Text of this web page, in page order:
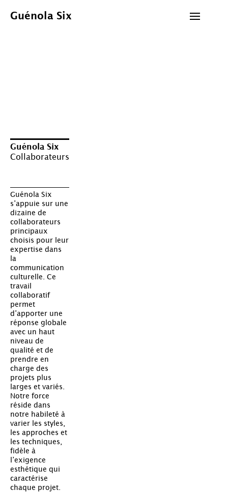
Guénola Six
Guénola Six
Collaborateurs
Guénola Six
s’appuie sur une
dizaine de
collaborateurs
principaux
choisis pour leur
expertise dans
la
communication
culturelle. Ce
travail
collaboratif
permet
d’apporter une
réponse globale
avec un haut
niveau de
qualité et de
prendre en
charge des
projets plus
larges et variés.
Notre force
réside dans
notre habileté à
varier les styles,
les approches et
les techniques,
fidèle à
l’exigence
esthétique qui
caractérise
chaque projet.